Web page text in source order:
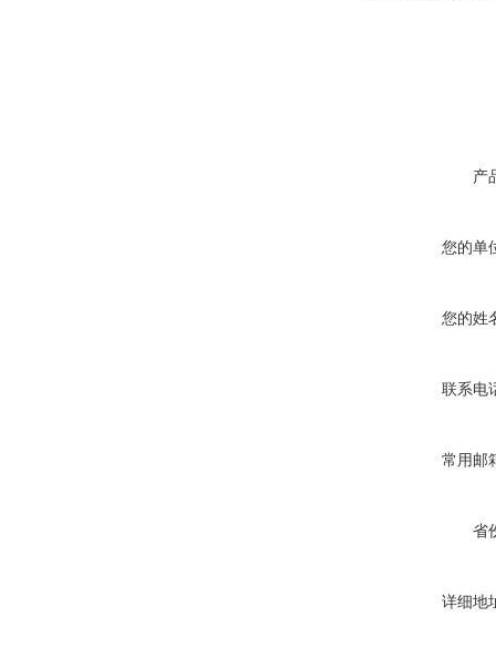
产
您的单
您的姓
联系电
常用邮
省
详细地